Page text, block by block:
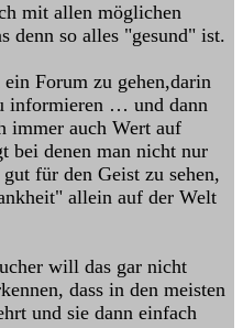
mit allen möglichen
denn so alles "gesund" ist.
Forum zu gehen,darin
informieren … und dann
immer auch Wert auf
bei denen man nicht nur
für den Geist zu sehen,
allein auf der Welt
will das gar nicht
dass in den meisten
und sie dann einfach